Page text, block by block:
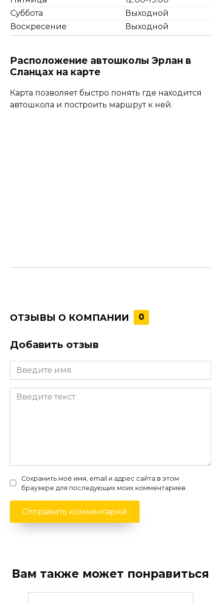
Суббота
Выходной
Воскресение
Выходной
Расположение автошколы Эрлан в
Сланцах на карте
Карта позволяет быстро понять где находится
автошкола и построить маршрут к ней.
ОТЗЫВЫ О КОМПАНИИ 0
Добавить отзыв
Сохранить моё имя, email и адрес сайта в этом
браузере для последующих моих комментариев.
Вам также может понравиться